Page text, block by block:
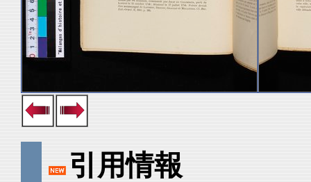
引用情報